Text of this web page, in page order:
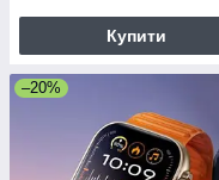
Купити
–20%